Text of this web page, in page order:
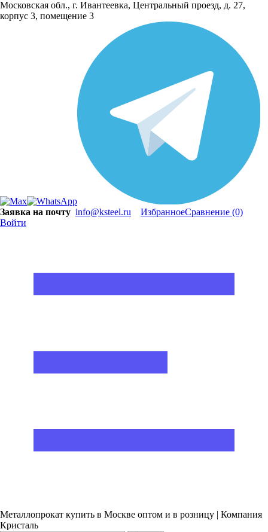
Московская обл., г. Ивантеевка, Центральный проезд, д. 27,
корпус 3, помещение 3
Заявка на почту info@ksteel.ru ИзбранноеСравнение (0)
Войти
Металлопрокат купить в Москве оптом и в розницу | Компания
Кристаль